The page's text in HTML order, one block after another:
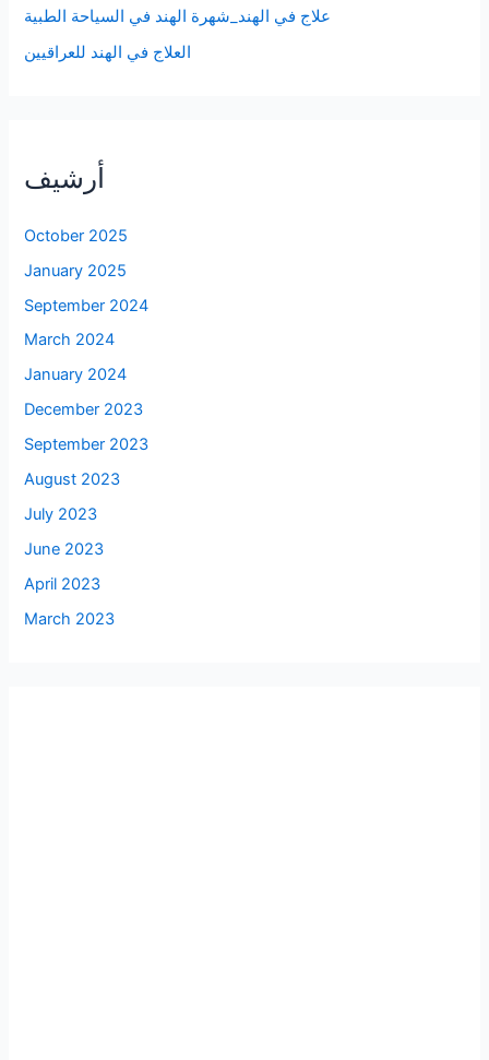
علاج في الهند_شهرة الهند في السياحة الطبية
العلاج في الهند للعراقيين
أرشيف
October 2025
January 2025
September 2024
March 2024
January 2024
December 2023
September 2023
August 2023
July 2023
June 2023
April 2023
March 2023